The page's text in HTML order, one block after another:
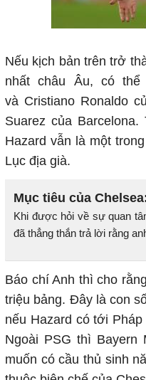
Nếu kịch bản trên trở
nhất châu Âu, có
và Cristiano Ronaldo
Suarez của
Hazard vẫn là một
Lục địa già.
Mục tiêu của
Khi được hỏi về sự quan
đã thẳng thắn trả lời rằng
Báo chí Anh thì cho
triệu bảng. Đây là con
nếu Hazard có tới
Ngoài PSG thì Bayern
muốn có cầu thủ sinh